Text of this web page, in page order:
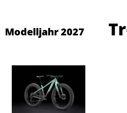
Modelljahr 2027